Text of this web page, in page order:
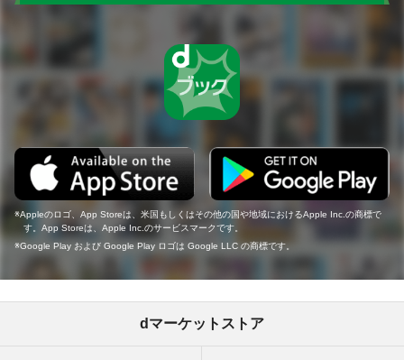
Appleのロゴ、App Storeは、米国もしくはその他の国や地域におけるApple Inc.の商標で
す。App Storeは、Apple Inc.のサービスマークです。
Google Play および Google Play ロゴは Google LLC の商標です。
dマーケットストア